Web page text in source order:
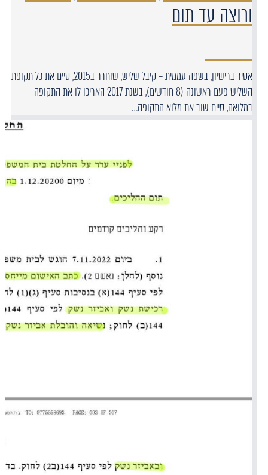
ורוצה עד תום
אסיר ברישיון, בשפה עממית – קיבל שליש, שוחרר ב2015, סיים את כל תקופת
השליש פעם ראשונה (8 חודשים), בשנת 2017 האריכו לו את התקופה
במלואה, סיים שוב את מלוא התקופה…